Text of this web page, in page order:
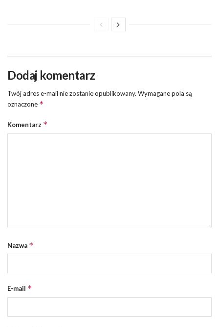
Dodaj komentarz
Twój adres e-mail nie zostanie opublikowany. Wymagane pola są
oznaczone *
Komentarz *
Nazwa *
E-mail *